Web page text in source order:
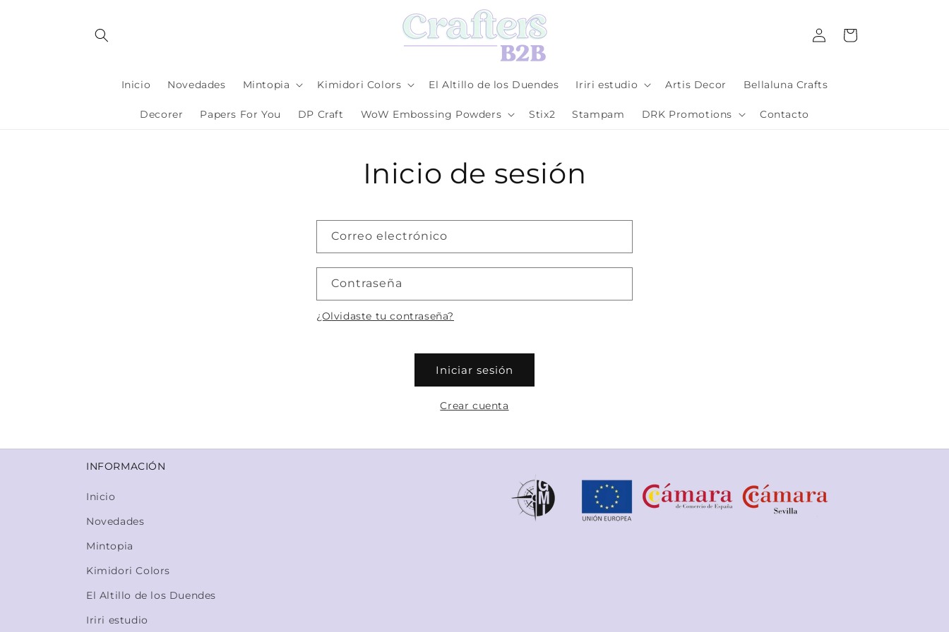
Inicio Novedades Mintopia Kimidori Colors El Altillo de los Duendes Iriri estudio Artis Decor Bellaluna Crafts
Decorer Papers For You DP Craft WoW Embossing Powders Stix2 Stampam DRK Promotions Contacto
sesión
Carrito
Inicio de sesión
Correo electrónico
Contraseña
¿Olvidaste tu contraseña?
Iniciar sesión
Crear cuenta
INFORMACIÓN
Inicio
Novedades
Mintopia
Kimidori Colors
El Altillo de los Duendes
Iriri estudio